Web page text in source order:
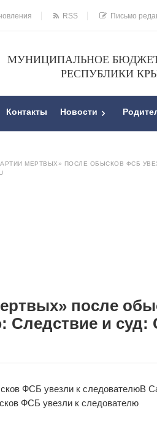
RSS Письмо
МУНИЦИПАЛЬНОЕ
РЕСПУБЛИКИ
Контакты Новости
МЕРТВЫХ» ПОСЛЕ ОБЫСКОВ ФСБ
после
Следствие и
ФСБ увезли к следователюВ
ФСБ увезли к следователю